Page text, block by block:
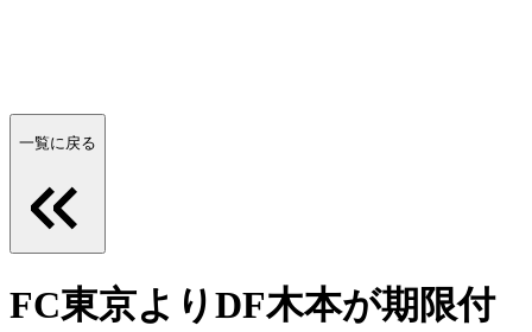
一覧に戻る
FC東京よりDF木本が期限付